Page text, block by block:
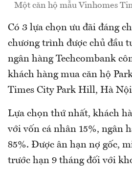
Một căn hộ mẫu Vinhomes
Có 3 lựa chọn ưu đãi đáng
chương trình được chủ đầu
ngân hàng Techcombank
khách hàng mua căn hộ
Times City Park Hill, Hà
Lựa chọn thứ nhất, khách
với vốn cá nhân 15%, ngân
85%. Được ân hạn nợ gốc,
trước hạn 9 tháng đối với